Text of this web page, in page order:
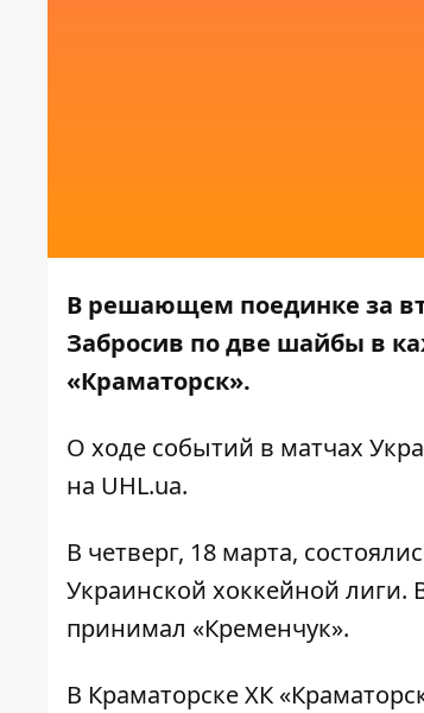
В решающем поединке за
Забросив по две шайбы в
«Краматорск».
О ходе событий в матчах
на UHL.ua.
В четверг, 18 марта,
Украинской хоккейной лиги.
принимал «Кременчук».
В Краматорске ХК